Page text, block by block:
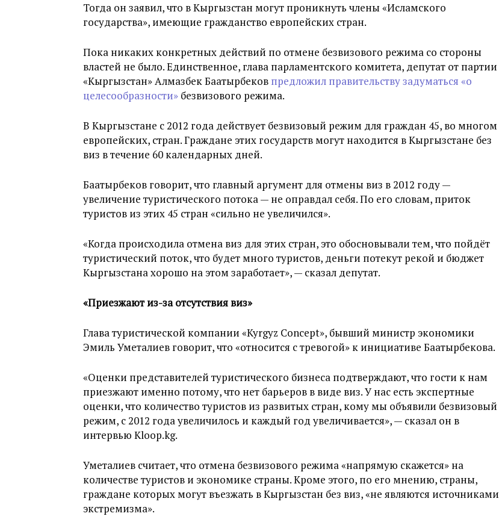
Тогда он заявил, что в Кыргызстан могут проникнуть члены «Исламского
государства», имеющие гражданство европейских стран.
Пока никаких конкретных действий по отмене безвизового режима со стороны
властей не было. Единственное, глава парламентского комитета, депутат от партии
«Кыргызстан» Алмазбек Баатырбеков предложил правительству задуматься «о
целесообразности» безвизового режима.
В Кыргызстане с 2012 года действует безвизовый режим для граждан 45, во многом
европейских, стран. Граждане этих государств могут находится в Кыргызстане без
виз в течение 60 календарных дней.
Баатырбеков говорит, что главный аргумент для отмены виз в 2012 году —
увеличение туристического потока — не оправдал себя. По его словам, приток
туристов из этих 45 стран «сильно не увеличился».
«Когда происходила отмена виз для этих стран, это обосновывали тем, что пойдёт
туристический поток, что будет много туристов, деньги потекут рекой и бюджет
Кыргызстана хорошо на этом заработает», — сказал депутат.
«Приезжают из-за отсутствия виз»
Глава туристической компании «Kyrgyz Concept», бывший министр экономики
Эмиль Уметалиев говорит, что «относится с тревогой» к инициативе Баатырбекова.
«Оценки представителей туристического бизнеса подтверждают, что гости к нам
приезжают именно потому, что нет барьеров в виде виз. У нас есть экспертные
оценки, что количество туристов из развитых стран, кому мы объявили безвизовый
режим, с 2012 года увеличилось и каждый год увеличивается», — сказал он в
интервью Kloop.kg.
Уметалиев считает, что отмена безвизового режима «напрямую скажется» на
количестве туристов и экономике страны. Кроме этого, по его мнению, страны,
граждане которых могут въезжать в Кыргызстан без виз, «не являются источниками
экстремизма».